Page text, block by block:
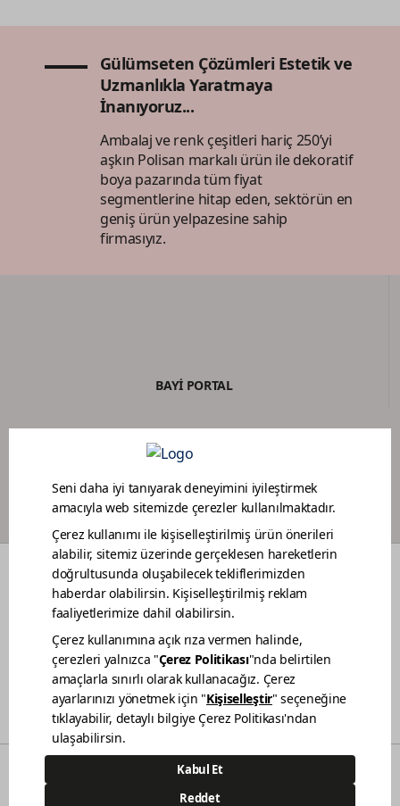
Gülümseten Çözümleri Estetik ve
Uzmanlıkla Yaratmaya
İnanıyoruz...
Ambalaj ve renk çeşitleri hariç 250’yi
aşkın Polisan markalı ürün ile dekoratif
boya pazarında tüm fiyat
segmentlerine hitap eden, sektörün en
geniş ürün yelpazesine sahip
firmasıyız.
BAYİ PORTAL
BOYACI SADAKAT PROGRAMI
RENKLER DEKORASYON FİKİRLERİ RENOVASYON
BAHÇE MOBİLYA BAKIMI TEKNE BAKIMI
SATIŞ NOKTALARIMIZ İLETİŞİM
BİLGİ TOPLUMU HİZMETLERİ KVKK AÇIKLAMA
© 2021 - Polisan Kansai Boya San. ve Tic. A.Ş. | Her hakkı saklıdır.
Demircilerosb Mah. Refik Baydur Cad. No:7/3